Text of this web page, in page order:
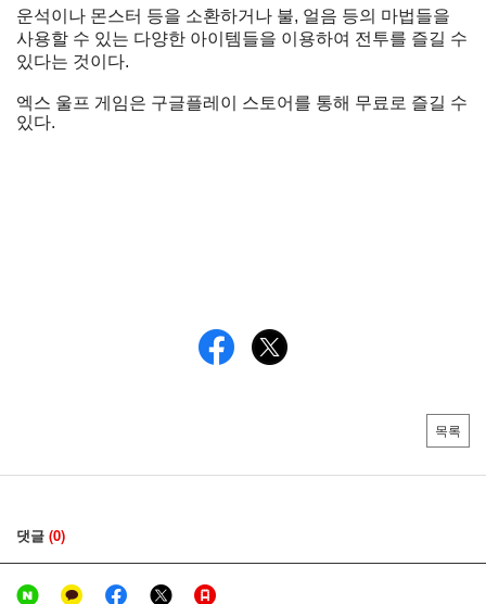
운석이나 몬스터 등을 소환하거나 불, 얼음 등의 마법들을
사용할 수 있는 다양한 아이템들을 이용하여 전투를 즐길 수
있다는 것이다.
엑스 울프 게임은 구글플레이 스토어를 통해 무료로 즐길 수
있다.
목록
댓글 (0)